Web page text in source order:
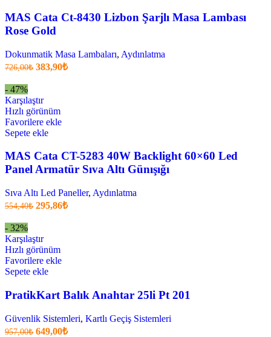
MAS Cata Ct-8430 Lizbon Şarjlı Masa Lambası
Rose Gold
Dokunmatik Masa Lambaları, Aydınlatma
726,00₺ Orijinal
383,90₺Şu
- 47%
Karşılaştır
Hızlı görünüm
Favorilere ekle
Sepete ekle
MAS Cata CT-5283 40W Backlight 60×60 Led
Panel Armatür Sıva Altı Günışığı
Sıva Altı Led Paneller, Aydınlatma
554,40₺ Orijinal
295,86₺Şu
- 32%
Karşılaştır
Hızlı görünüm
Favorilere ekle
Sepete ekle
PratikKart Balık Anahtar 25li Pt 201
Güvenlik Sistemleri, Kartlı Geçiş Sistemleri
957,00₺ Orijinal
649,00₺Şu